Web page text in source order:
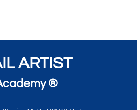
ARTIST
®